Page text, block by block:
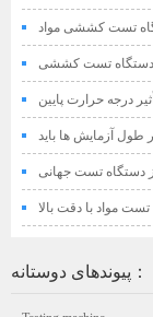
تست کششی مواد
دستگاه تست کششی
درجه حرارت پایین
آزمایش ها باید
توجه داشته باشید
دستگاه تست جهانی
مواد با دقت بالا
پیوندهای دوستانه：